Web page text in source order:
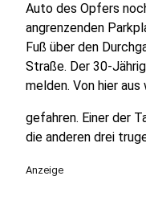
Auto des Opfers
angrenzenden
Fuß über den
Straße. Der 30-
melden. Von hier aus
gefahren. Einer der
die anderen drei
Anzeige